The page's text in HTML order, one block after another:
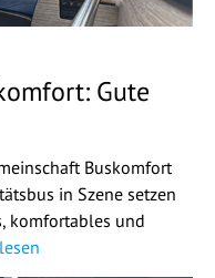
Gute
Buskomfort
in Szene setzen
komfortables und